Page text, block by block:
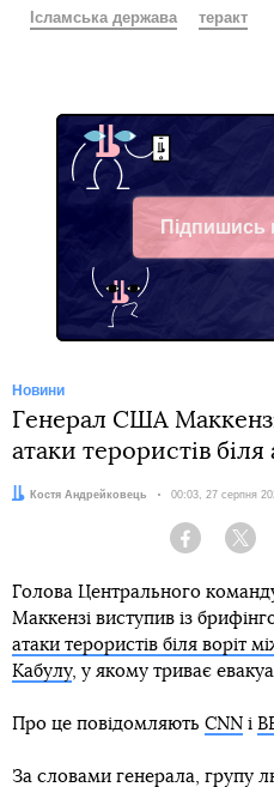
Ісламська держава теракт
Підпишись
Facebook
Новини
Генерал США Маккензі
атаки терористів
Автор:Костя Андрейковець Дата:
00:03, 27 серпня
Facebook
Голова Центрального
Маккензі виступив із
атаки терористів біля воріт
Кабулу, у якому триває
Про це повідомляють CNN і
За словами генерала, групу